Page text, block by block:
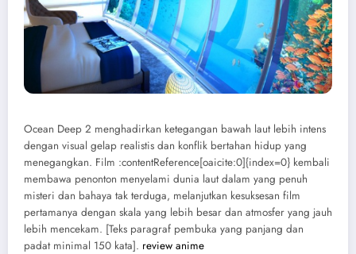
Ocean Deep 2 menghadirkan ketegangan bawah laut lebih intens
dengan visual gelap realistis dan konflik bertahan hidup yang
menegangkan. Film :contentReference[oaicite:0]{index=0} kembali
membawa penonton menyelami dunia laut dalam yang penuh
misteri dan bahaya tak terduga, melanjutkan kesuksesan film
pertamanya dengan skala yang lebih besar dan atmosfer yang jauh
lebih mencekam. [Teks paragraf pembuka yang panjang dan
padat minimal 150 kata]. review anime